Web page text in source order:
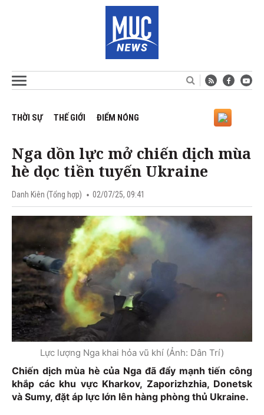
THỜI SỰ THẾ GIỚI ĐIỂM NÓNG
Nga dồn lực mở chiến dịch mùa
hè dọc tiền tuyến Ukraine
Danh Kiên (Tổng hợp) 02/07/25, 09:41
Lực lượng Nga khai hỏa vũ khí (Ảnh: Dân Trí)
Chiến dịch mùa hè của Nga đã đẩy mạnh tiến công
khắp các khu vực Kharkov, Zaporizhzhia, Donetsk
và Sumy, đặt áp lực lớn lên hàng phòng thủ Ukraine.